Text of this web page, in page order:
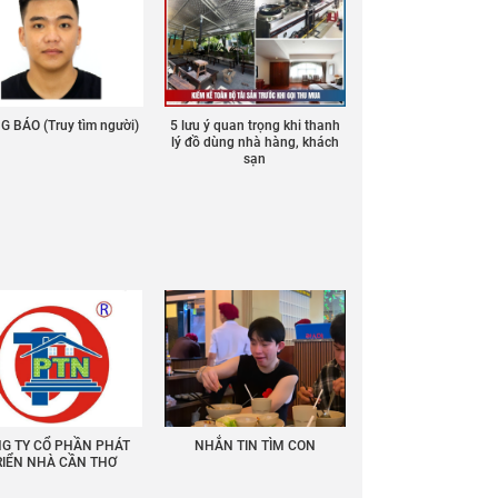
BÁO (Truy tìm người)
5 lưu ý quan trọng khi thanh
lý đồ dùng nhà hàng, khách
sạn
TY CỔ PHẦN PHÁT
NHÀ CẦN THƠ
NHẮN TIN TÌM CON